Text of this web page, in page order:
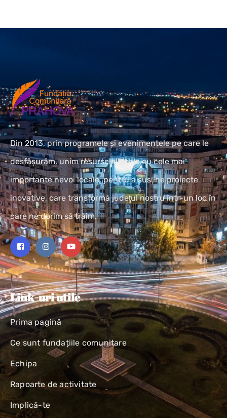
Din 2013, prin programele și evenimentele pe care le
desfășurăm, unim resursele locale cu cele mai
importante nevoi locale, pentru a susţine proiecte
inovative, care transformă judeţul nostru într-un loc în
care ne dorim să trăim.
Link-uri utile
Prima pagină
Ce sunt fundațiile comunitare
Echipa
Rapoarte de activitate
Implică-te